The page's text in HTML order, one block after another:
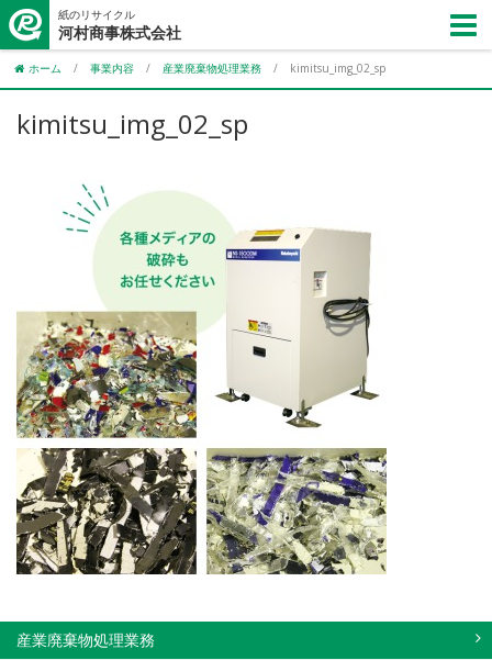
紙のリサイクル
河村商事株式会社
ホーム / 事業内容 / 産業廃棄物処理業務 / kimitsu_img_02_sp
kimitsu_img_02_sp
産業廃棄物処理業務